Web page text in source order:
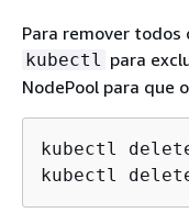
Para remover todos
kubectl para
NodePool para que
kubectl
kubectl